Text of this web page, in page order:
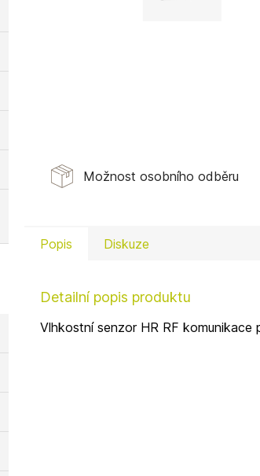
Možnost osobního odběru
Popis Diskuze
Detailní popis produktu
Vlhkostní senzor HR RF komunikace